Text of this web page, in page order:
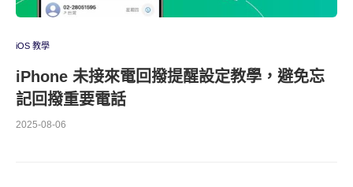
iOS 教學
iPhone 未接來電回撥提醒設定教學，避免忘
記回撥重要電話
2025-08-06